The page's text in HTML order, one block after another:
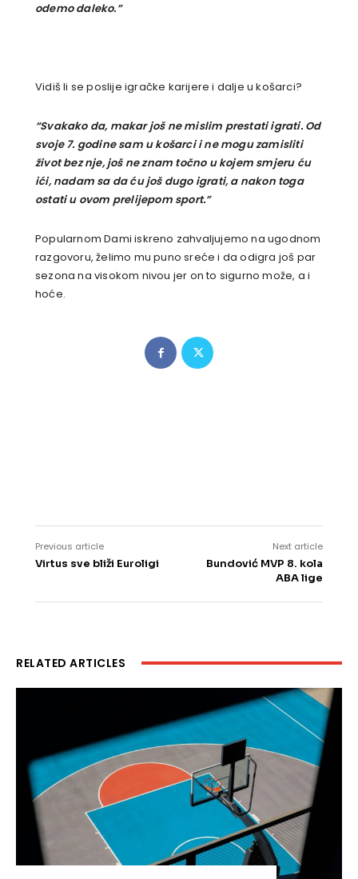
odemo daleko.”
Vidiš li se poslije igračke karijere i dalje u košarci?
“Svakako da, makar još ne mislim prestati igrati. Od
svoje 7. godine sam u košarci i ne mogu zamisliti
život bez nje, još ne znam točno u kojem smjeru ću
ići, nadam sa da ću još dugo igrati, a nakon toga
ostati u ovom prelijepom sport.”
Popularnom Dami iskreno zahvaljujemo na ugodnom
razgovoru, želimo mu puno sreće i da odigra još par
sezona na visokom nivou jer on to sigurno može, a i
hoće.
Previous article
Virtus sve bliži Euroligi
Next article
Bundović MVP 8. kola
ABA lige
RELATED ARTICLES